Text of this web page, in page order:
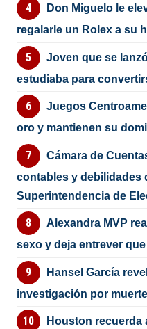
Don Miguelo le
regalarle un Rolex a su
Joven que se
estudiaba para
Juegos
oro y mantienen su
Cámara de
contables y debilidades
Superintendencia de
Alexandra MVP
sexo y deja entrever
Hansel García
investigación por
Houston recuerda